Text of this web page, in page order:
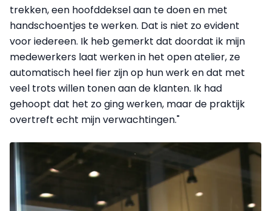
trekken, een hoofddeksel aan te doen en met
handschoentjes te werken. Dat is niet zo evident
voor iedereen. Ik heb gemerkt dat doordat ik mijn
medewerkers laat werken in het open atelier, ze
automatisch heel fier zijn op hun werk en dat met
veel trots willen tonen aan de klanten. Ik had
gehoopt dat het zo ging werken, maar de praktijk
overtreft echt mijn verwachtingen."